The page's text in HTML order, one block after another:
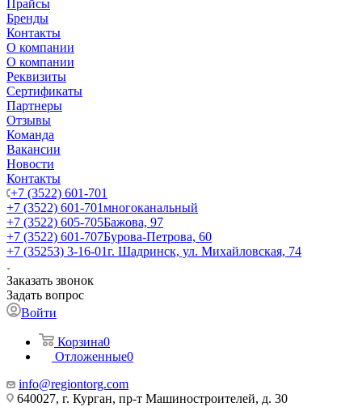
Прайсы
Бренды
Контакты
О компании
О компании
Реквизиты
Сертификаты
Партнеры
Отзывы
Команда
Вакансии
Новости
Контакты
+7 (3522) 601-701
+7 (3522) 601-701многоканальный
+7 (3522) 605-705Бажова, 97
+7 (3522) 601-707Бурова-Петрова, 60
+7 (35253) 3-16-01г. Шадринск, ул. Михайловская, 74
Заказать звонок
Задать вопрос
Войти
Корзина0
Отложенные0
info@regiontorg.com
640027, г. Курган, пр-т Машиностроителей, д. 30